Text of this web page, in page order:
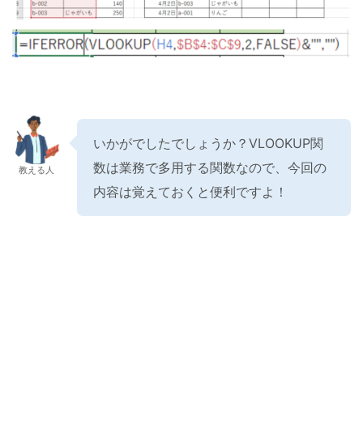
教える人
いかがでしたでしょうか？VLOOKUP関
数は業務で多用する関数なので、今回の
内容は覚えておくと便利ですよ！